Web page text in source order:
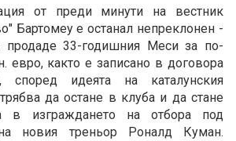
от преди минути на вестник
Бартомеу е останал непреклонен -
продаде 33-годишния Меси за по-
евро, както е записано в договора
идеята на каталунския
да остане в клуба и да стане
в изграждането на отбора под
новия треньор Роналд Куман.